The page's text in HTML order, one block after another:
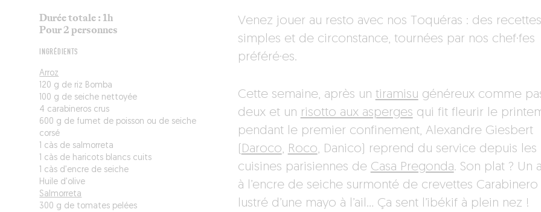
Durée totale : 1h
Pour 2 personnes
INGRÉDIENTS
Arroz
120 g de riz Bomba
100 g de seiche nettoyée
4 carabineros crus
600 g de fumet de poisson ou de seiche
corsé
1 càs de salmorreta
1 càs de haricots blancs cuits
1 càs d’encre de seiche
Huile d’olive
Salmorreta
300 g de tomates pelées
Venez jouer au resto avec nos Toquéras : des recettes
simples et de circonstance, tournées par nos chef·fes
préféré·es.
Cette semaine, après un tiramisu généreux comme
deux et un risotto aux asperges qui fit fleurir le
pendant le premier confinement, Alexandre Giesbert
Daroco, Roco, Danico) reprend du service depuis les
cuisines parisiennes de Casa Pregonda. Son plat ? Un
à l’encre de seiche surmonté de crevettes Carabinero
lustré d’une mayo à l’ail… Ça sent l’ibékif à plein nez !